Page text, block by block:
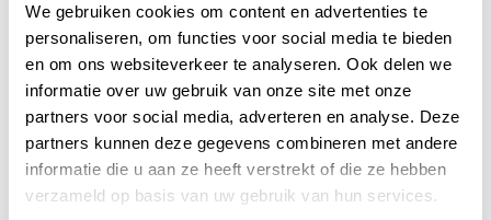
We gebruiken cookies om content en advertenties te
personaliseren, om functies voor social media te bieden
en om ons websiteverkeer te analyseren. Ook delen we
informatie over uw gebruik van onze site met onze
partners voor social media, adverteren en analyse. Deze
partners kunnen deze gegevens combineren met andere
informatie die u aan ze heeft verstrekt of die ze hebben
verzameld op basis van uw gebruik van hun services.
Sailugem nationaal park
Sailugem, ook Sailugemsky, is een bijzonder
ongerept gebied in Rusland, in het zuidoosten
van de Altaj Republiek. Voor natuurliefhebbers is
de regio...
BEKIJK
Noordoost-Siberië en Wrangel